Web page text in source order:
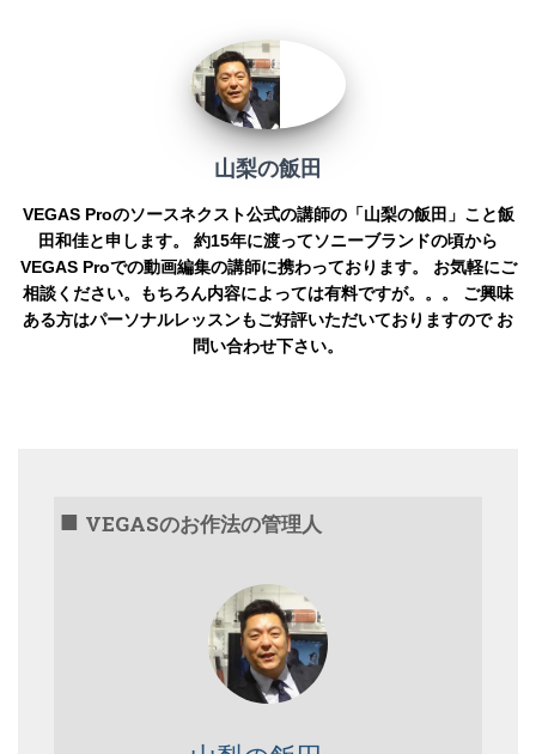
山梨の飯田
VEGAS Proのソースネクスト公式の講師の「山梨の飯田」こと飯
田和佳と申します。 約15年に渡ってソニーブランドの頃から
VEGAS Proでの動画編集の講師に携わっております。 お気軽にご
相談ください。もちろん内容によっては有料ですが。。。 ご興味
ある方はパーソナルレッスンもご好評いただいておりますので お
問い合わせ下さい。
VEGASのお作法の管理人